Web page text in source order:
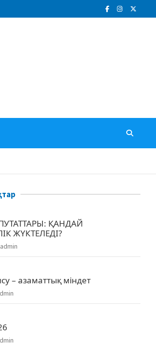
ҚАНДАЙ
ЖҮКТЕЛЕДІ?
admin
– азаматтық міндет